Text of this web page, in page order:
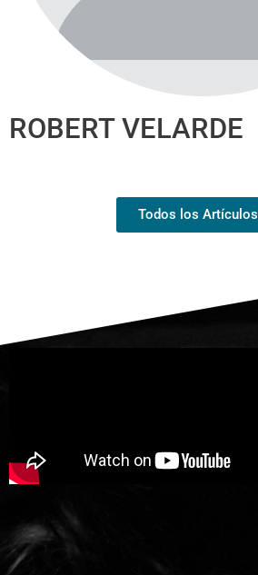
ROBERT VELARDE
Todos los Artículos